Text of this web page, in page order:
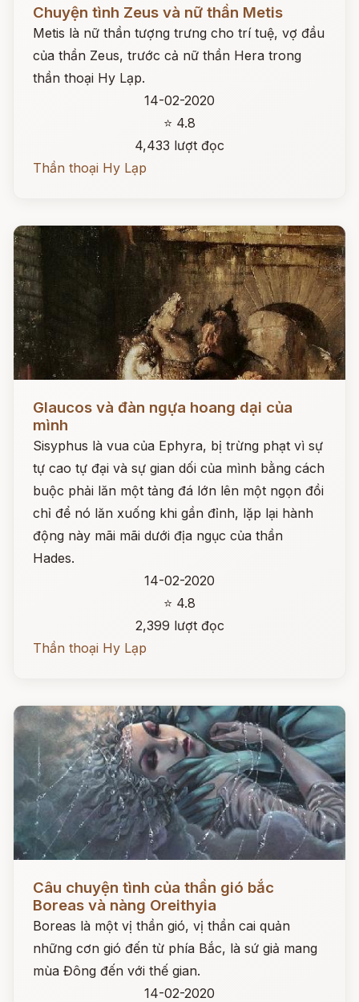
Chuyện tình Zeus và nữ thần Metis
Metis là nữ thần tượng trưng cho trí tuệ, vợ đầu
của thần Zeus, trước cả nữ thần Hera trong
thần thoại Hy Lạp.
14-02-2020
⭐ 4.8
4,433 lượt đọc
Thần thoại Hy Lạp
Glaucos và đàn ngựa hoang dại của
mình
Sisyphus là vua của Ephyra, bị trừng phạt vì sự
tự cao tự đại và sự gian dối của mình bằng cách
buộc phải lăn một tảng đá lớn lên một ngọn đồi
chỉ để nó lăn xuống khi gần đỉnh, lặp lại hành
động này mãi mãi dưới địa ngục của thần
Hades.
14-02-2020
⭐ 4.8
2,399 lượt đọc
Thần thoại Hy Lạp
Câu chuyện tình của thần gió bắc
Boreas và nàng Oreithyia
Boreas là một vị thần gió, vị thần cai quản
những cơn gió đến từ phía Bắc, là sứ giả mang
mùa Đông đến với thế gian.
14-02-2020